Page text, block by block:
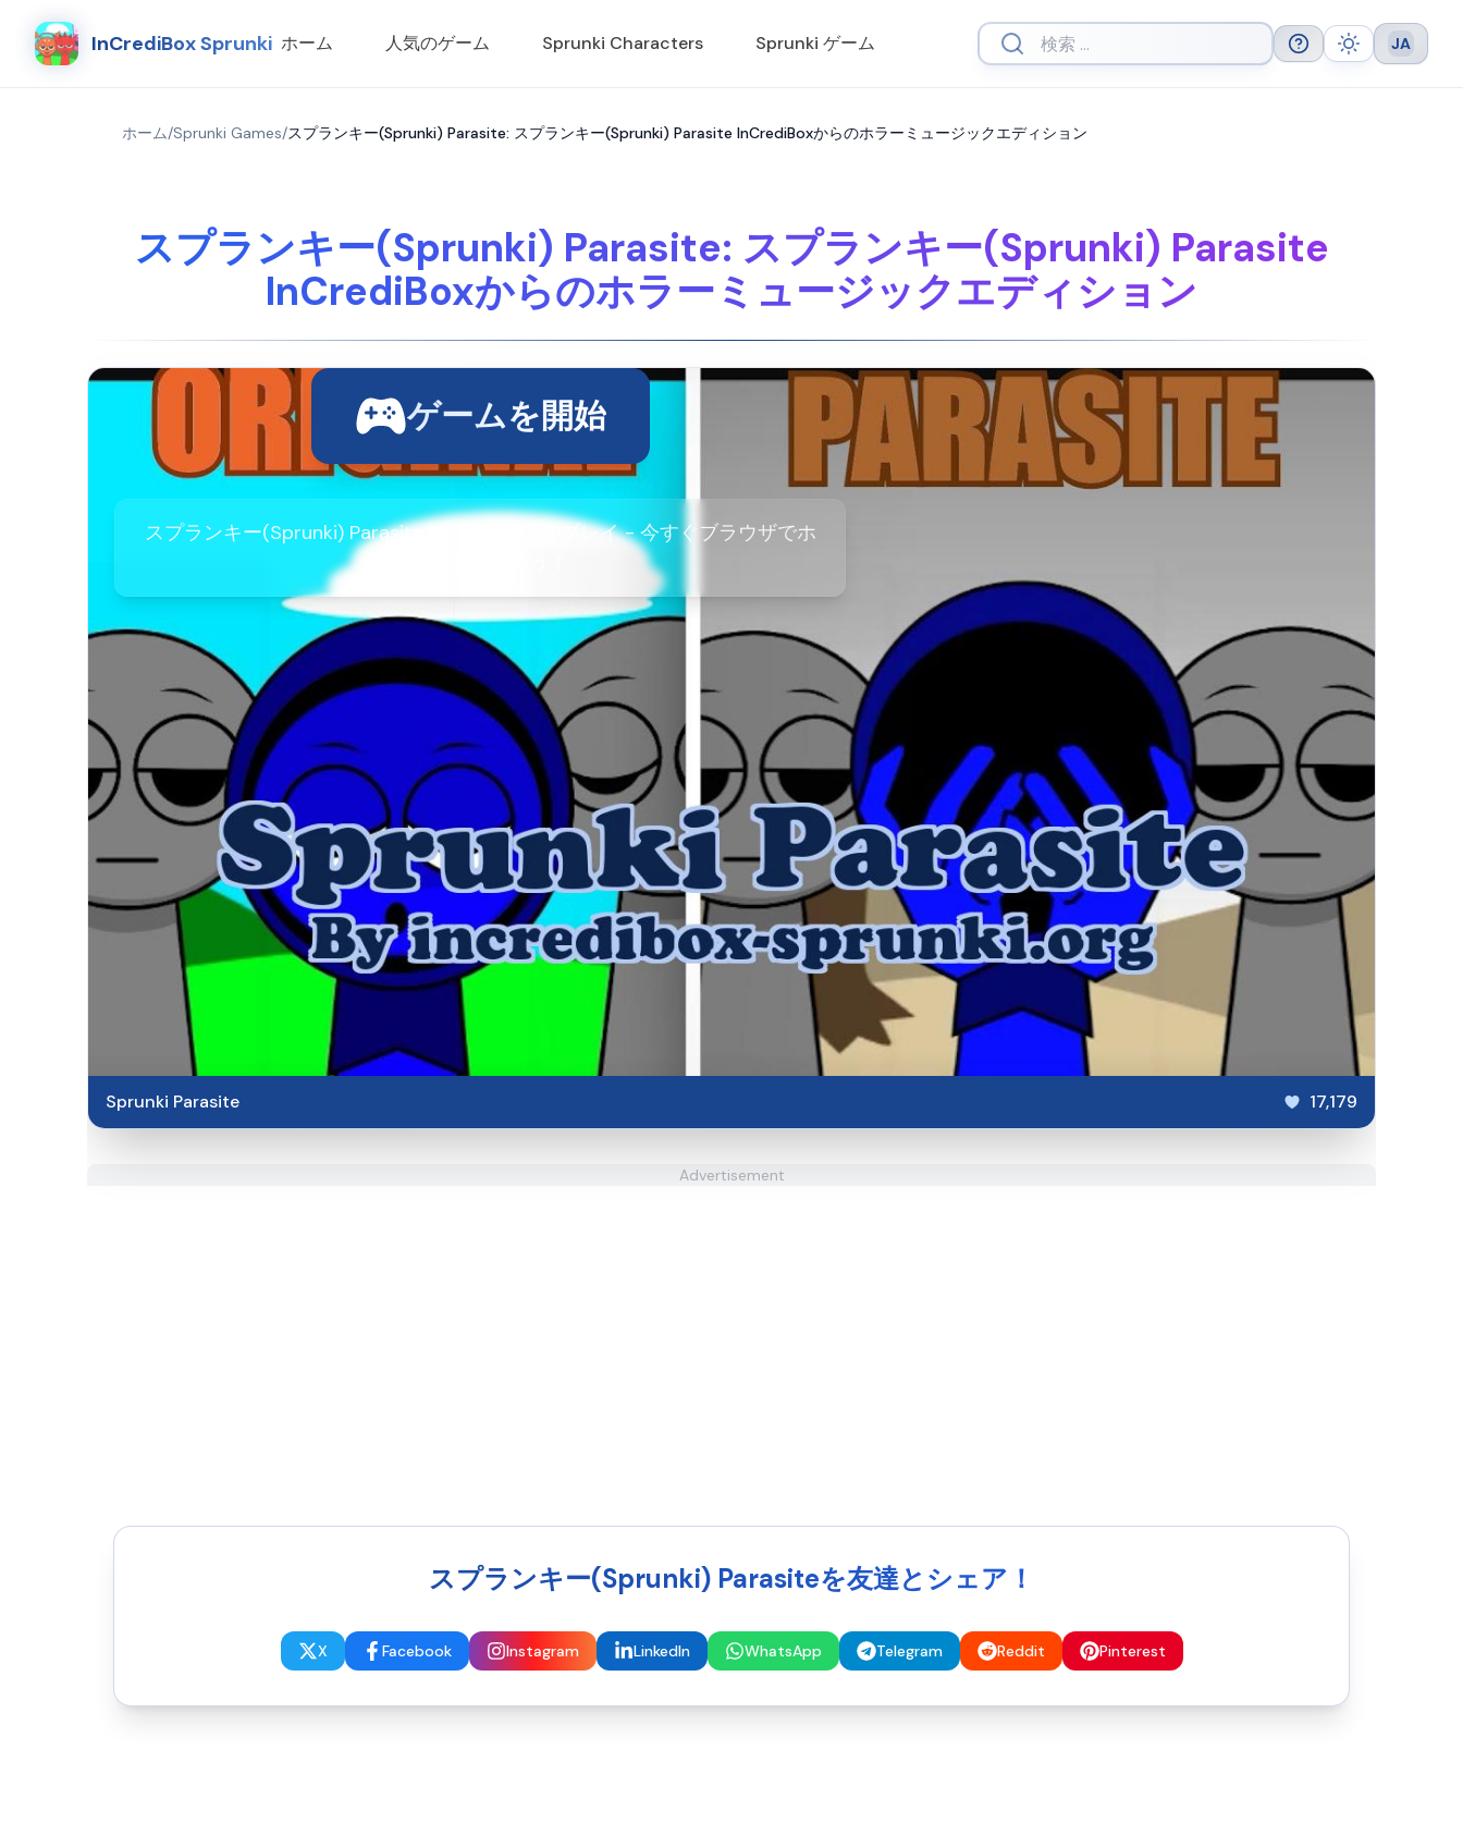
InCrediBox Sprunki ホーム 人気のゲーム Sprunki Characters Sprunki ゲーム Help Theme Language
JA
ホーム/Sprunki Games/スプランキー(Sprunki) Parasite: スプランキー(Sprunki) Parasite InCrediBoxからのホラーミュージックエディション
スプランキー(Sprunki) Parasite: スプランキー(Sprunki) Parasite
InCrediBoxからのホラーミュージックエディション
ゲームを開始
スプランキー(Sprunki) Parasiteをオンラインでプレイ - 今すぐブラウザでホ
Sprunki Parasite 17,179
Advertisement
スプランキー(Sprunki) Parasiteを友達とシェア！
X Facebook Instagram LinkedIn WhatsApp Telegram Reddit Pinterest